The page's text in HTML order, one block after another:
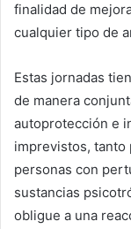
finalidad de
cualquier tipo de
Estas jornadas
de manera
autoprotección e
imprevistos, tanto
personas con
sustancias
obligue a una